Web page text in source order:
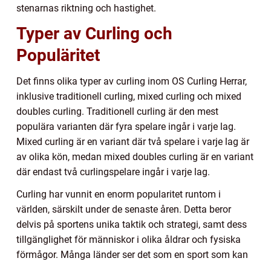
stenarnas riktning och hastighet.
Typer av Curling och
Populäritet
Det finns olika typer av curling inom OS Curling Herrar,
inklusive traditionell curling, mixed curling och mixed
doubles curling. Traditionell curling är den mest
populära varianten där fyra spelare ingår i varje lag.
Mixed curling är en variant där två spelare i varje lag är
av olika kön, medan mixed doubles curling är en variant
där endast två curlingspelare ingår i varje lag.
Curling har vunnit en enorm popularitet runtom i
världen, särskilt under de senaste åren. Detta beror
delvis på sportens unika taktik och strategi, samt dess
tillgänglighet för människor i olika åldrar och fysiska
förmågor. Många länder ser det som en sport som kan